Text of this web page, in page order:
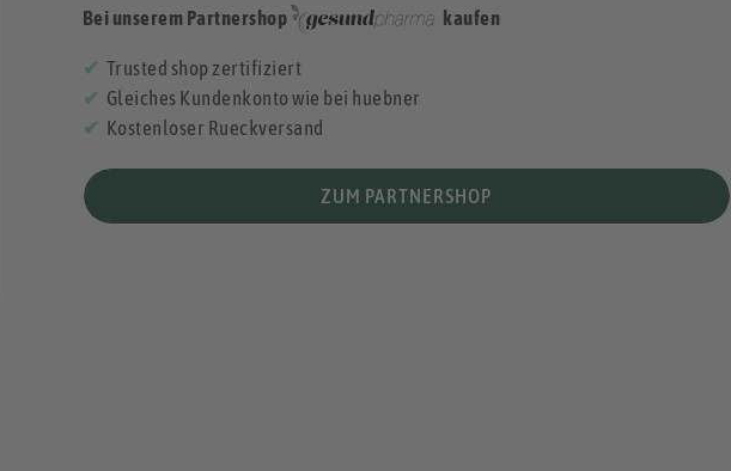
Bei unserem Partnershop kaufen
Trusted shop zertifiziert
Gleiches Kundenkonto wie bei huebner
Kostenloser Rueckversand
ZUM PARTNERSHOP